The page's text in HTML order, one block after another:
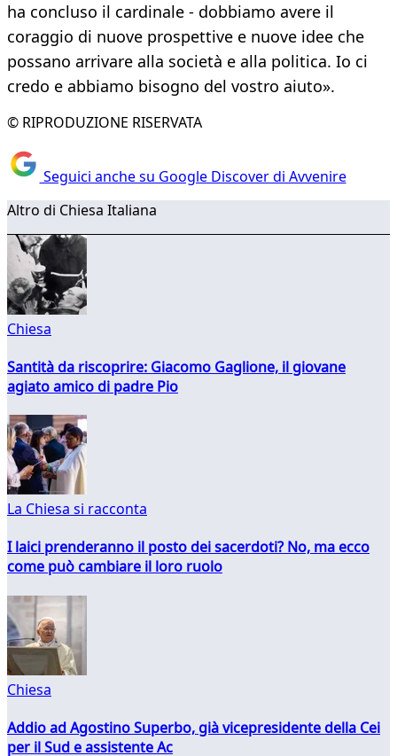
ha concluso il cardinale - dobbiamo avere il
coraggio di nuove prospettive e nuove idee che
possano arrivare alla società e alla politica. Io ci
credo e abbiamo bisogno del vostro aiuto».
© RIPRODUZIONE RISERVATA
Seguici anche su Google Discover di Avvenire
Altro di Chiesa Italiana
Chiesa
Santità da riscoprire: Giacomo Gaglione, il giovane
agiato amico di padre Pio
La Chiesa si racconta
I laici prenderanno il posto dei sacerdoti? No, ma ecco
come può cambiare il loro ruolo
Chiesa
Addio ad Agostino Superbo, già vicepresidente della Cei
per il Sud e assistente Ac